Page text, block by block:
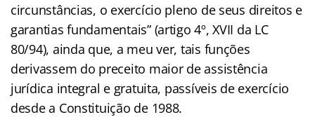
circunstâncias, o exercício pleno de seus direitos e
garantias fundamentais” (artigo 4º, XVII da LC
80/94), ainda que, a meu ver, tais funções
derivassem do preceito maior de assistência
jurídica integral e gratuita, passíveis de exercício
desde a Constituição de 1988.